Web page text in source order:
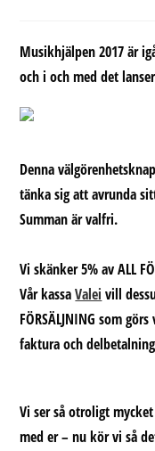
Musikhjälpen 2017 är
och i och med det
Denna
tänka sig att avrunda
Summan är valfri.
Vi skänker 5% av ALL
Vår kassaValei vill
FÖRSÄLJNING som görs
faktura och
Vi ser så otroligt
med er – nu kör vi så